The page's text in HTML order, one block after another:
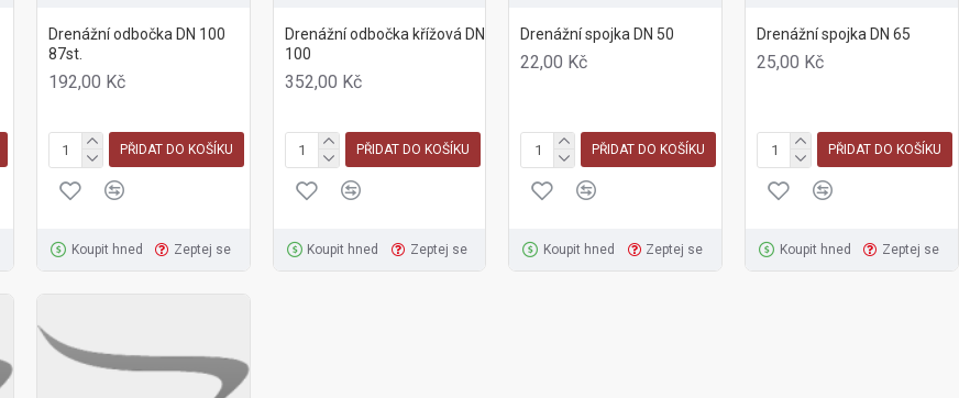
Drenážní odbočka DN 100
87st.
192,00 Kč
PŘIDAT DO KOŠÍKU
Koupit hned Zeptej se
Drenážní odbočka křížová DN
100
352,00 Kč
PŘIDAT DO KOŠÍKU
Koupit hned Zeptej se
Drenážní spojka DN 50
22,00 Kč
PŘIDAT DO KOŠÍKU
Koupit hned Zeptej se
Drenážní spojka DN 65
25,00 Kč
PŘIDAT DO KOŠÍKU
Koupit hned Zeptej se